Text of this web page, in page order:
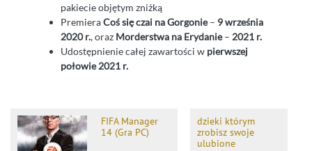
pakiecie objętym zniżką
PremieraCoś się czai na Gorgonie– 9 września
2020 r., oraz Morderstwa na Erydanie– 2021 r.
Udostępnienie całej zawartości w pierwszej
połowie 2021 r.
FIFA Manager
14 (Gra PC)
dzieki którym
zrobisz swoje
ulubione